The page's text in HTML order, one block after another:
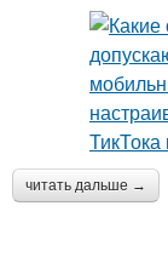
читать дальше →